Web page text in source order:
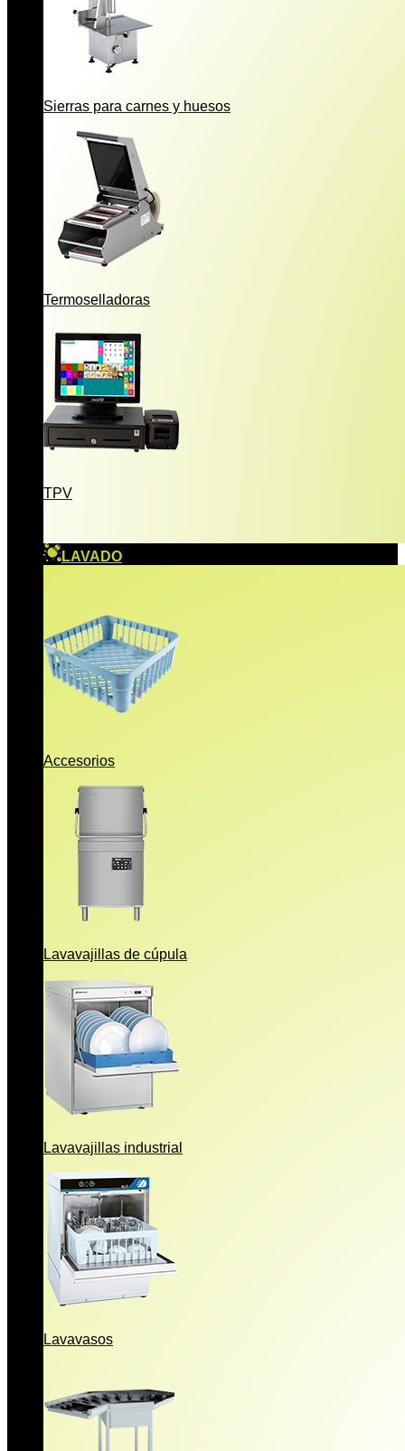
Sierras para carnes y huesos
Termoselladoras
TPV
LAVADO
Accesorios
Lavavajillas de cúpula
Lavavajillas industrial
Lavavasos